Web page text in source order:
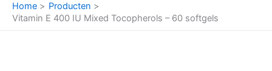
Home
Producten
Vitamin E 400 IU Mixed Tocopherols – 60 softgels